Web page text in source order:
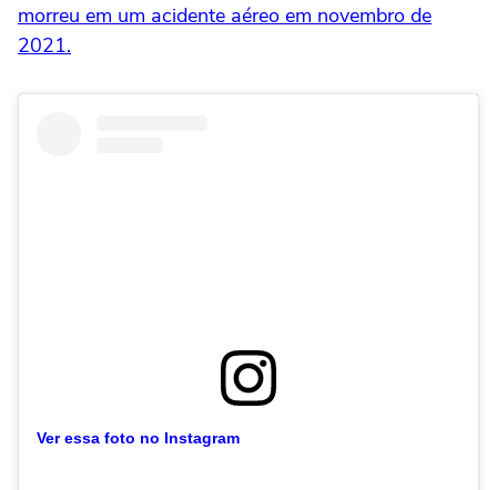
morreu em um acidente aéreo em novembro de
2021.
Ver essa foto no Instagram